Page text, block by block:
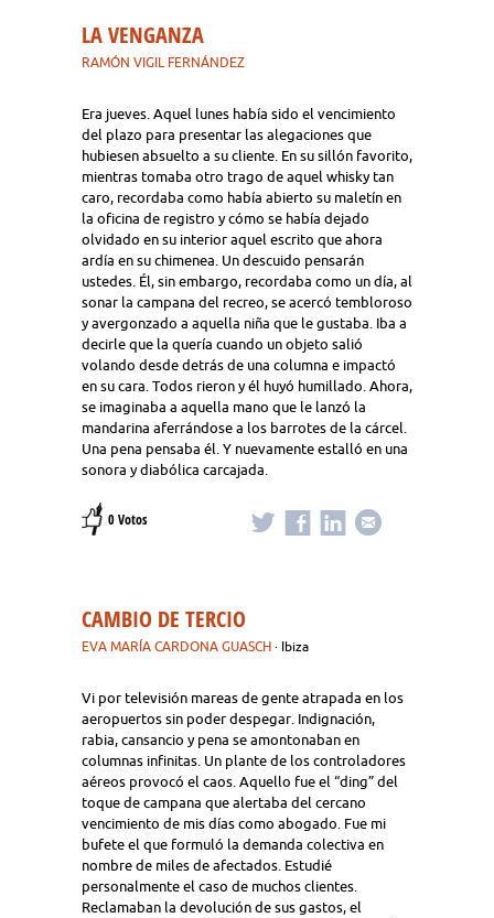
LA VENGANZA
RAMÓN VIGIL FERNÁNDEZ
Era jueves. Aquel lunes había sido el vencimiento
del plazo para presentar las alegaciones que
hubiesen absuelto a su cliente. En su sillón favorito,
mientras tomaba otro trago de aquel whisky tan
caro, recordaba como había abierto su maletín en
la oficina de registro y cómo se había dejado
olvidado en su interior aquel escrito que ahora
ardía en su chimenea. Un descuido pensarán
ustedes. Él, sin embargo, recordaba como un día, al
sonar la campana del recreo, se acercó tembloroso
y avergonzado a aquella niña que le gustaba. Iba a
decirle que la quería cuando un objeto salió
volando desde detrás de una columna e impactó
en su cara. Todos rieron y él huyó humillado. Ahora,
se imaginaba a aquella mano que le lanzó la
mandarina aferrándose a los barrotes de la cárcel.
Una pena pensaba él. Y nuevamente estalló en una
sonora y diabólica carcajada.
0 Votos
CAMBIO DE TERCIO
EVA MARÍA CARDONA GUASCH · Ibiza
Vi por televisión mareas de gente atrapada en los
aeropuertos sin poder despegar. Indignación,
rabia, cansancio y pena se amontonaban en
columnas infinitas. Un plante de los controladores
aéreos provocó el caos. Aquello fue el “ding” del
toque de campana que alertaba del cercano
vencimiento de mis días como abogado. Fue mi
bufete el que formuló la demanda colectiva en
nombre de miles de afectados. Estudié
personalmente el caso de muchos clientes.
Reclamaban la devolución de sus gastos, el